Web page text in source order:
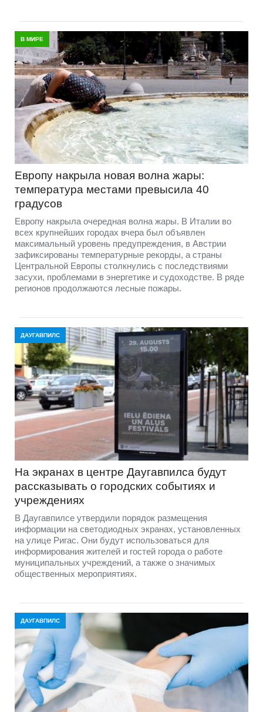
В МИРЕ
Европу накрыла новая волна жары:
температура местами превысила 40
градусов
Европу накрыла очередная волна жары. В Италии во
всех крупнейших городах вчера был объявлен
максимальный уровень предупреждения, в Австрии
зафиксированы температурные рекорды, а страны
Центральной Европы столкнулись с последствиями
засухи, проблемами в энергетике и судоходстве. В ряде
регионов продолжаются лесные пожары.
ДАУГАВПИЛС
На экранах в центре Даугавпилса будут
рассказывать о городских событиях и
учреждениях
В Даугавпилсе утвердили порядок размещения
информации на светодиодных экранах, установленных
на улице Ригас. Они будут использоваться для
информирования жителей и гостей города о работе
муниципальных учреждений, а также о значимых
общественных мероприятиях.
ДАУГАВПИЛС